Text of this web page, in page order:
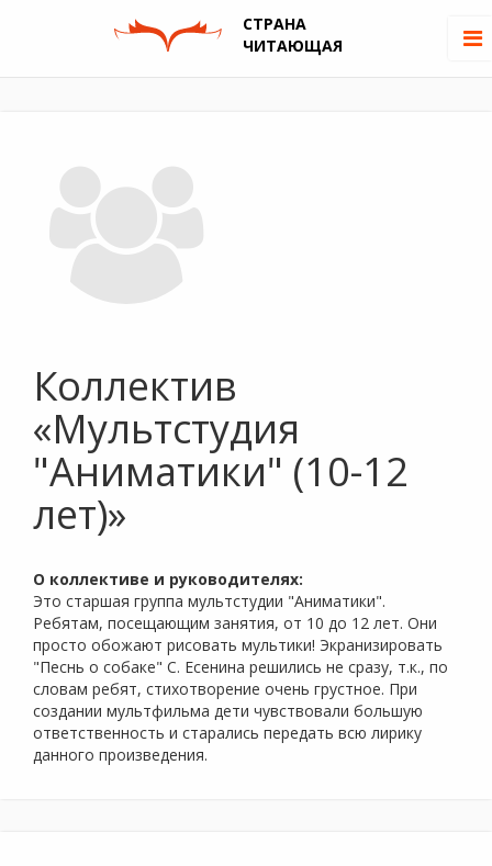
СТРАНА
ЧИТАЮЩАЯ
Коллектив
«Мультстудия
"Аниматики" (10-12
лет)»
О коллективе и руководителях:
Это старшая группа мультстудии "Аниматики".
Ребятам, посещающим занятия, от 10 до 12 лет. Они
просто обожают рисовать мультики! Экранизировать
"Песнь о собаке" С. Есенина решились не сразу, т.к., по
словам ребят, стихотворение очень грустное. При
создании мультфильма дети чувствовали большую
ответственность и старались передать всю лирику
данного произведения.